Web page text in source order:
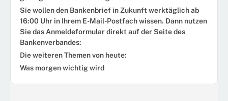
Sie wollen den Bankenbrief in Zukunft werktäglich ab
16:00 Uhr in Ihrem E-Mail-Postfach wissen. Dann nutzen
Sie das Anmeldeformular direkt auf der Seite des
Bankenverbandes:
Die weiteren Themen von heute:
Was morgen wichtig wird